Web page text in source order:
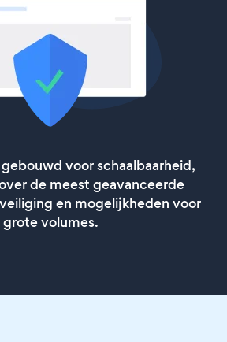
voor schaalbaarheid,
de meest geavanceerde
en mogelijkheden voor
grote volumes.